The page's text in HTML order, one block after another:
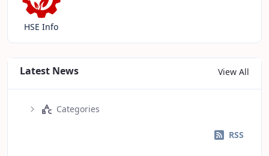
HSE Info
Latest News View All
Categories
RSS